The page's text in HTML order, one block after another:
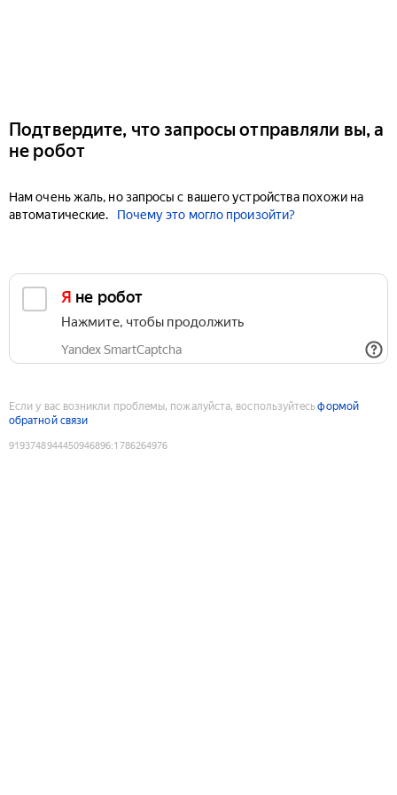
Подтвердите, что запросы отправляли вы, а
не робот
Нам очень жаль, но запросы с вашего устройства похожи на
автоматические.
Почему это могло произойти?
Я не робот
Нажмите, чтобы продолжить
Yandex SmartCaptcha
Если у вас возникли проблемы, пожалуйста, воспользуйтесьформой
обратной связи
9193748944450946896:1786264976